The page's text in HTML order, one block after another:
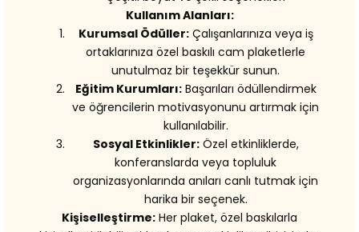
Kullanım Alanları:
Kurumsal Ödüller:Çalışanlarınıza veya iş
ortaklarınıza özel baskılı cam plaketlerle
unutulmaz bir teşekkür sunun.
Eğitim Kurumları:Başarıları ödüllendirmek
ve öğrencilerin motivasyonunu artırmak için
kullanılabilir.
Sosyal Etkinlikler:Özel etkinliklerde,
konferanslarda veya topluluk
organizasyonlarında anıları canlı tutmak için
harika bir seçenek.
Kişiselleştirme: Her plaket, özel baskılarla